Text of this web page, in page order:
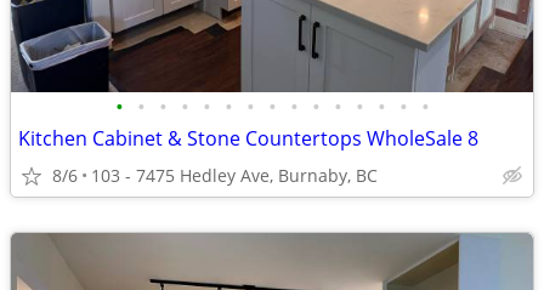
• • • • • • • • • • • • • • •
Kitchen Cabinet & Stone Countertops WholeSale 8
8/6 103 - 7475 Hedley Ave, Burnaby, BC